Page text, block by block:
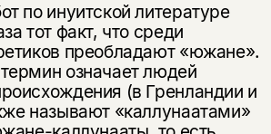
по инуитской литературе
тот факт, что среди
преобладают «южане».
означает людей
(в Гренландии и
называют «каллунаатами»